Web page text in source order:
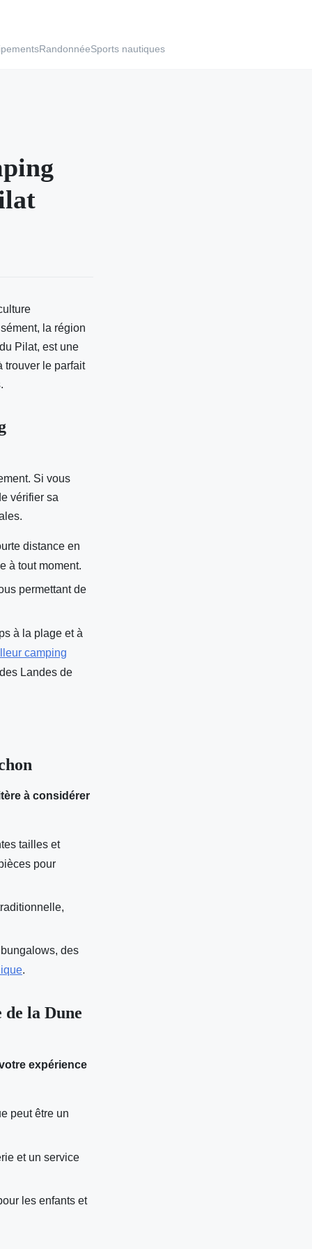
RandonnéeSports nautiques
la région
Pilat, est une
trouver le parfait
Si vous
vérifier sa
distance en
à tout moment.
permettant de
à la plage et à
camping
Landes de
à considérer
tailles et
pour
des
.
la Dune
expérience
peut être un
et un service
les enfants et